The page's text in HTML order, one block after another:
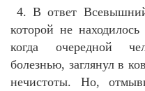
4. В ответ
которой не
когда очередной
болезнью, заглянул в
нечистоты. Но,